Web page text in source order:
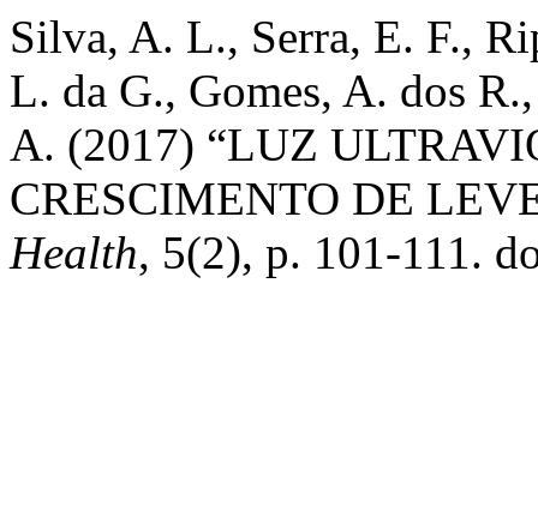
Silva, A. L., Serra, E. F.,
L. da G., Gomes, A. dos
A. (2017) “LUZ
CRESCIMENTO DE
Health, 5(2), p. 101-111.